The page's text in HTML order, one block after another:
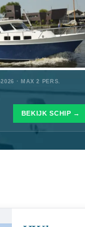
· MAX 2 PERS.
BEKIJK SCHIP →